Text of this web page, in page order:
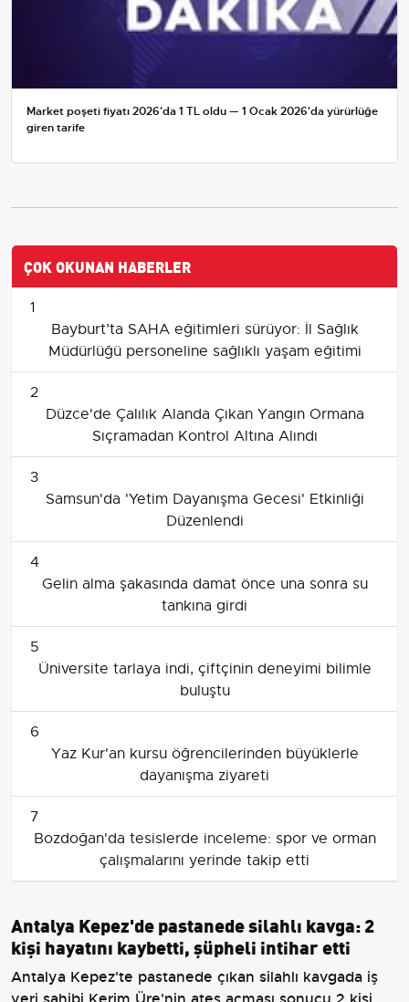
Market poşeti fiyatı 2026'da 1 TL oldu — 1 Ocak 2026'da yürürlüğe
giren tarife
ÇOK OKUNAN HABERLER
1
Bayburt’ta SAHA eğitimleri sürüyor: İl Sağlık
Müdürlüğü personeline sağlıklı yaşam eğitimi
2
Düzce'de Çalılık Alanda Çıkan Yangın Ormana
Sıçramadan Kontrol Altına Alındı
3
Samsun'da 'Yetim Dayanışma Gecesi' Etkinliği
Düzenlendi
4
Gelin alma şakasında damat önce una sonra su
tankına girdi
5
Üniversite tarlaya indi, çiftçinin deneyimi bilimle
buluştu
6
Yaz Kur'an kursu öğrencilerinden büyüklerle
dayanışma ziyareti
7
Bozdoğan'da tesislerde inceleme: spor ve orman
çalışmalarını yerinde takip etti
Antalya Kepez'de pastanede silahlı kavga: 2
kişi hayatını kaybetti, şüpheli intihar etti
Antalya Kepez'te pastanede çıkan silahlı kavgada iş